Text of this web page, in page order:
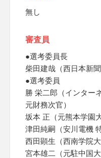
無し
審査員
●選考委員長
柴田建哉（西日本新
●選考委員
勝 栄二郎（インター
元財務次官）
坂本 正（元熊本学園
津田純嗣（安川電機
西田顕生（西南学院大
宮本雄二（元駐中国大